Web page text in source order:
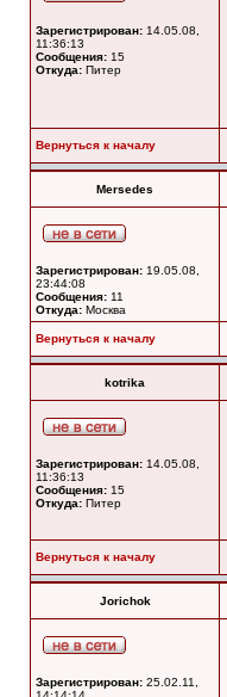
Зарегистрирован: 14.05.08,
11:36:13
Сообщения: 15
Откуда: Питер
Вернуться к началу
Mersedes
Зарегистрирован: 19.05.08,
23:44:08
Сообщения: 11
Откуда: Москва
Вернуться к началу
kotrika
Зарегистрирован: 14.05.08,
11:36:13
Сообщения: 15
Откуда: Питер
Вернуться к началу
Jorichok
Зарегистрирован: 25.02.11,